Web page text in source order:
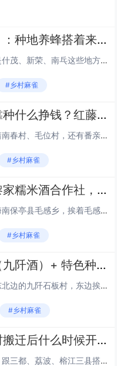
毛位村（海南保亭毛感乡）：种地养蜂搭着来，周边呀诺达、千龙洞好逛，生活便利有快递站
毛位村在海南保亭县毛感乡，旁边就是什茂、新荣、南乓这些地方，贺茂岭的树长得密，把村子围在里头。全村大概八百来号人，分在...
#乡村麻雀
海南保亭南好村村民主要靠种什么挣钱？红藤和益智种了多少亩？作为国家森林乡村，生态环境到底怎么样？
南好村在海南保亭县毛感乡，旁边挨着南春村、毛位村，还有番亲、赛龙村这几个地方，村委会到乡政府差不多 9 公里路。全村有...
#乡村麻雀
保亭南春村怎么玩？打卡黎家糯米酒合作社，近仙龙洞 / 槟榔谷还能吃保亭特产丨住民宿、吃长桌宴丨海南
咱村南春是个啥地方？南春村坐落在海南保亭县毛感乡，挨着毛感村、南好村，周边有番奋、番慢这些村落，青前岭就在附近。这里天蓝...
#乡村麻雀
九阡镇石板村：古法酿酒（九阡酒）+ 特色种植，水族村寨的经济与民生现状丨红色旅游丨三都县丨黔南丨贵州
石板村为什么叫这个名字？在九阡镇东北边的九阡石板村，东边挨着本镇的甲才村，南边跟荔波县佳荣镇搭界，西边连姑偿村，北边靠母...
#乡村麻雀
三都县九阡镇月亮山村整村搬迁后什么时候开始叫 “月亮山村”？鸡煮菜稀饭是当地家常味吗？丨九阡酒和九阡李的产量及销量如何？丨黔南丨贵州
月亮山村就是因在月亮山区才叫这名，跟三都、荔波、榕江三县搭界，村委会在板甲小学，管着板甲、甲才等 16 个寨子，563...